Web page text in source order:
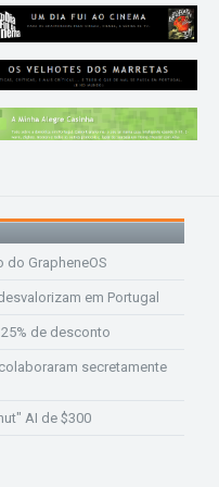
do GrapheneOS
em Portugal
de desconto
secretamente
AI de $300